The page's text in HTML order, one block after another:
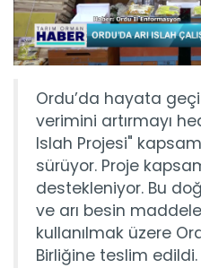
Ordu’da hayata
verimini artırmayı
Islah Projesi"
sürüyor. Proje
destekleniyor. Bu
ve arı besin
kullanılmak üzere
Birliğine teslim edildi.